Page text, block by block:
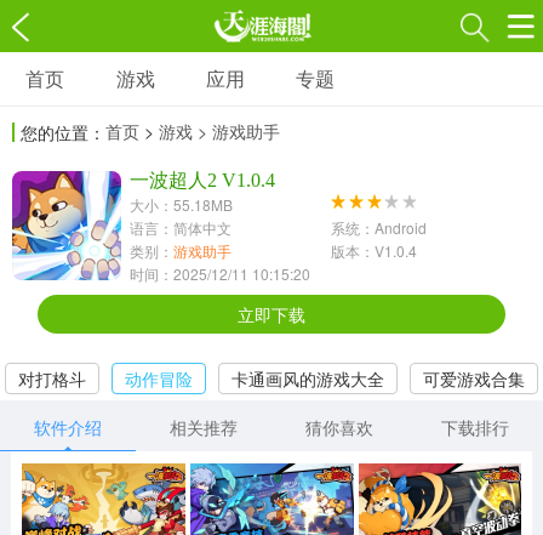
游戏
3697款应用
1597款应用
休闲益智
13387款应用
2196款应用
冒险解谜
1072款应用
418款应用
568款应用
音乐舞蹈
269款应用
2716款应用
515款应用
首页 游戏 应用 专题
您的位置： 首页 > 游戏 > 游戏助手
一波超人2 V1.0.4
大小：55.18MB
语言：简体中文
系统：Android
类别： 游戏助手
版本：V1.0.4
时间：2025/12/11 10:15:20
立即下载
对打格斗 动作冒险 卡通画风的游戏大全
可爱游戏合集
软件介绍
相关推荐 猜你喜欢 下载排行